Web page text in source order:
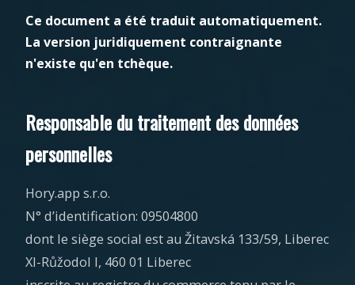
Ce document a été traduit automatiquement.
La version juridiquement contraignante
n'existe qu'en tchèque.
Responsable du traitement des données
personnelles
Hory.app s.r.o.
N° d’identification: 09504800
dont le siège social est au Žitavská 133/59, Liberec
XI-Růžodol I, 460 01 Liberec